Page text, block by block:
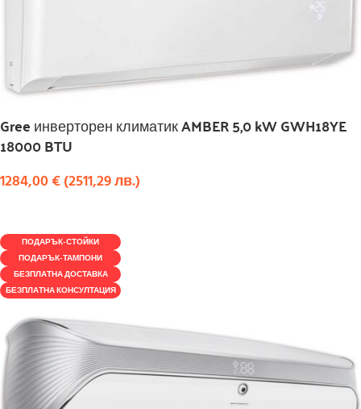
Gree инверторен климатик AMBER 5,0 kW GWH18YE
18000 BTU
1284,00€(2511,29лв.)
ПОДАРЪК-СТОЙКИ
ПОДАРЪК-ТАМПОНИ
БЕЗПЛАТНА ДОСТАВКА
БЕЗПЛАТНА КОНСУЛТАЦИЯ